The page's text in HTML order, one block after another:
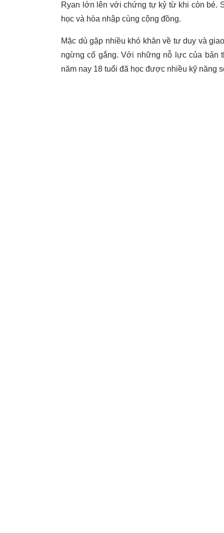
Ryan lớn lên với chứng tự kỷ từ khi còn bé.
học và hòa nhập cùng cộng đồng.
Mặc dù gặp nhiều khó khăn về tư duy và
ngừng cố gắng. Với những nỗ lực của bản
năm nay 18 tuổi đã học được nhiều kỹ năng